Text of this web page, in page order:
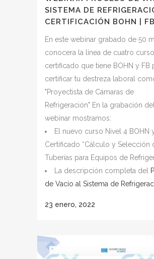
SISTEMA DE
CERTIFICACIÓN BOHN | FB
En este webinar grabado de 50
conocera la línea de cuatro
certificado que tiene BOHN y FB
certificar tu destreza laboral
"Proyectista de Cámaras de
Refrigeración" En la grabación del
webinar mostramos:
El nuevo curso Nivel 4 BOHN
Certificado “Cálculo y Selección
Tuberías para Equipos de
La descripción completa del
de Vacío al Sistema de
23 enero, 2022